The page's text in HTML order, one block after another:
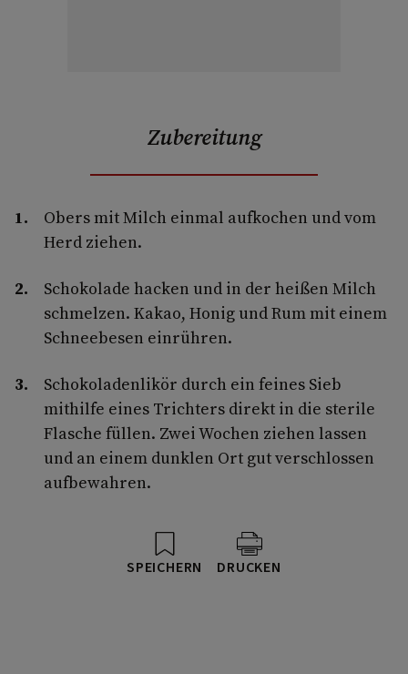
Zubereitung
Obers mit Milch einmal aufkochen und vom
Herd ziehen.
Schokolade hacken und in der heißen Milch
schmelzen. Kakao, Honig und Rum mit einem
Schneebesen einrühren.
Schokoladenlikör durch ein feines Sieb
mithilfe eines Trichters direkt in die sterile
Flasche füllen. Zwei Wochen ziehen lassen
und an einem dunklen Ort gut verschlossen
aufbewahren.
SPEICHERN DRUCKEN